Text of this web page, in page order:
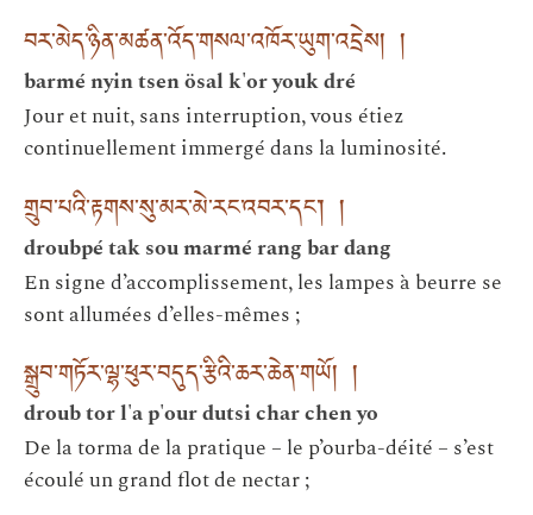
བར་མེད་ཉིན་མཚན་འོད་གསལ་འཁོར་ཡུག་འདྲེས། །
barmé nyin tsen ösal k'or youk dré
Jour et nuit, sans interruption, vous étiez
continuellement immergé dans la luminosité.
གྲུབ་པའི་རྟགས་སུ་མར་མེ་རང་འབར་དང་། །
droubpé tak sou marmé rang bar dang
En signe d’accomplissement, les lampes à beurre se
sont allumées d’elles-mêmes ;
སྒྲུབ་གཏོར་ལྷ་ཕུར་བདུད་རྩིའི་ཆར་ཆེན་གཡོ། །
droub tor l'a p'our dutsi char chen yo
De la torma de la pratique – le p’ourba-déité – s’est
écoulé un grand flot de nectar ;